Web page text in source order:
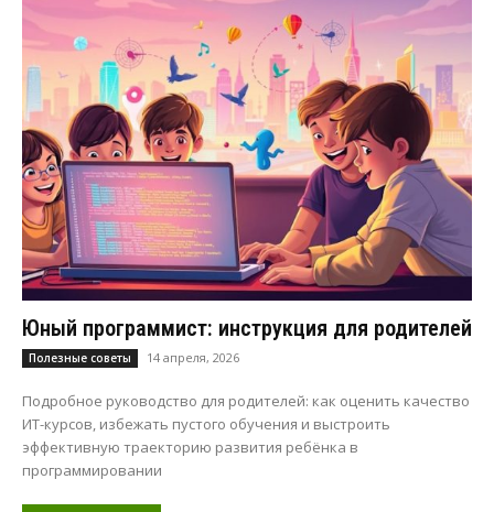
Юный программист: инструкция для родителей
Полезные советы 14 апреля, 2026
Подробное руководство для родителей: как оценить качество
ИТ-курсов, избежать пустого обучения и выстроить
эффективную траекторию развития ребёнка в
программировании